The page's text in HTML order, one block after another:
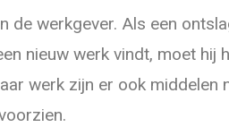
de werkgever. Als een
nieuw werk vindt, moet hij
werk zijn er ook middelen